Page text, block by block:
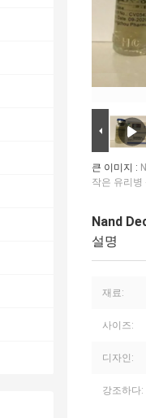
큰 이미지 :
작은 유리
Nand
설명
재료:
사이즈:
디자인:
강조하다: